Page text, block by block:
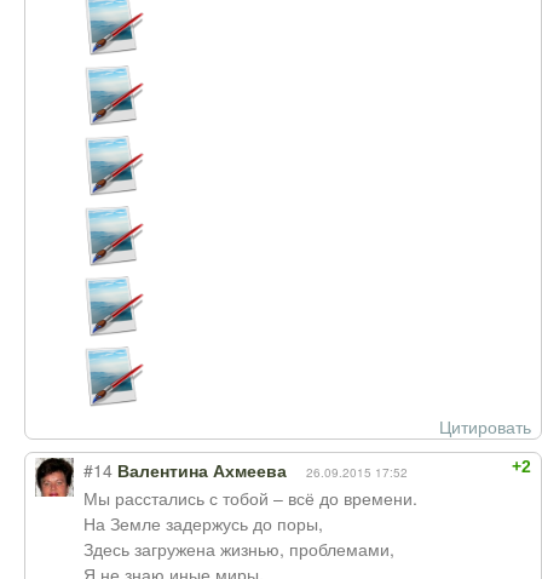
Цитировать
+2
#14 Валентина Ахмеева 26.09.2015 17:52
Мы расстались с тобой – всё до времени.
На Земле задержусь до поры,
Здесь загружена жизнью, проблемами,
Я не знаю иные миры.